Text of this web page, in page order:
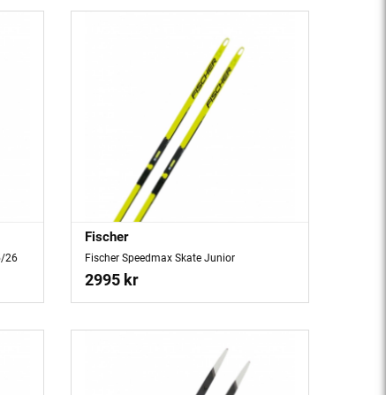
26
Fischer
Fischer Speedmax Skate Junior
2995 kr